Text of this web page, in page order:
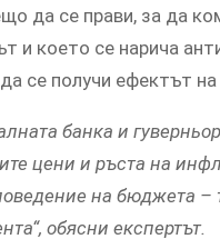
да се прави, за да
и което се нарича
се получи ефектът на
банка и
цени и ръста на
на бюджета
обясни експертът.